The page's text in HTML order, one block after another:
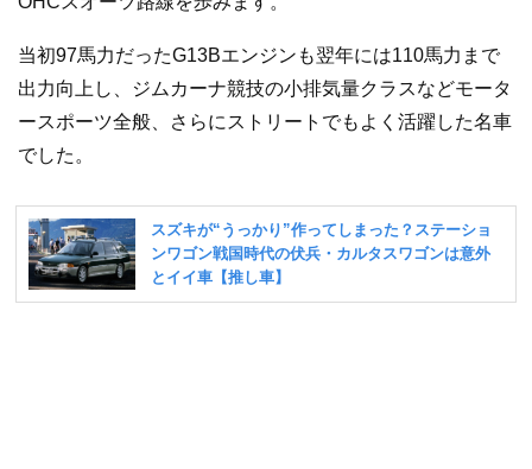
当初97馬力だったG13Bエンジンも翌年には110馬力まで
出力向上し、ジムカーナ競技の小排気量クラスなどモータ
ースポーツ全般、さらにストリートでもよく活躍した名車
でした。